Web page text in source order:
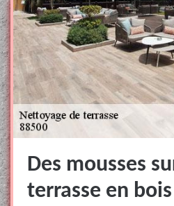
Des mousses
terrasse en bois